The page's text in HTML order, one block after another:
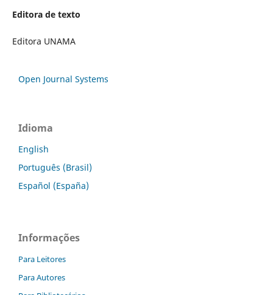
Editora de texto
Editora UNAMA
Open Journal Systems
Idioma
English
Português (Brasil)
Español (España)
Informações
Para Leitores
Para Autores